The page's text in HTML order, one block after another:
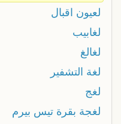
لعيون اقبال
لغابيب
لغالغ
لغة التشفير
لغج
لغجة بقرة تيس بيرم